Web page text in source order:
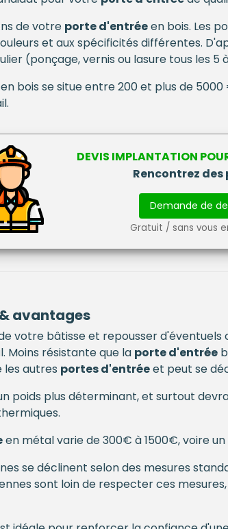
de votre porte d'entréeen bois. Les
et aux spécificités différentes.
(ponçage, vernis ou lasure tous les 5
en bois se situe entre 200 et plus de
DEVIS IMPLANTATION
Rencontrez des
Demande de
Gratuit / sans vous
avantages
votre bâtisse et repousser d'éventuels
Moins résistante que la porte d'entrée
les autres portes d'entréeet peut se
poids plus déterminant, et surtout
en métal varie de 300€ à 1500€, voire
se déclinent selon des mesures
sont loin de respecter ces